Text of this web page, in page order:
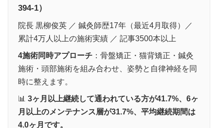
394-1）
院長 黒柳俊英 ／ 鍼灸師歴17年（最近4月取得）／
累計4万人以上の施術実績 ／ 記事3500本以上
4施術同時アプローチ ：骨盤矯正・猫背矯正・鍼灸
施術・頭部施術を組み合わせ、姿勢と自律神経を同
時に整えます。
📊 3ヶ月以上継続して通われている方が41.7%、6ヶ
月以上のメンテナンス層が31.7%、平均継続期間は
4.0ヶ月です。